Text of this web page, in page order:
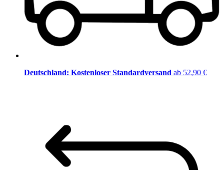
Deutschland: Kostenloser Standardversand ab 52,90 €